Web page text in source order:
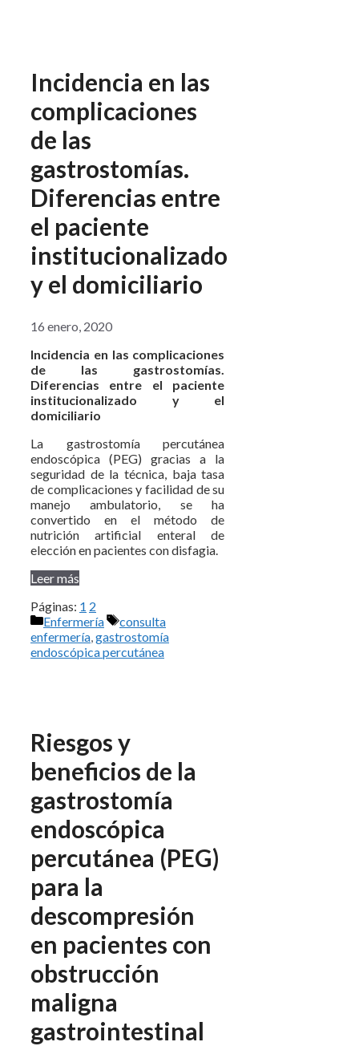
Incidencia en las
complicaciones
de las
gastrostomías.
Diferencias entre
el paciente
institucionalizado
y el domiciliario
16 enero, 2020
Incidencia en las complicaciones
de las gastrostomías.
Diferencias entre el paciente
institucionalizado y el
domiciliario
La gastrostomía percutánea
endoscópica (PEG) gracias a la
seguridad de la técnica, baja tasa
de complicaciones y facilidad de su
manejo ambulatorio, se ha
convertido en el método de
nutrición artificial enteral de
elección en pacientes con disfagia.
Leer más
Páginas: 1 2
Categorías
Enfermería Etiquetas
consulta
enfermería gastrostomía
endoscópica percutánea
Riesgos y
beneficios de la
gastrostomía
endoscópica
percutánea (PEG)
para la
descompresión
en pacientes con
obstrucción
maligna
gastrointestinal